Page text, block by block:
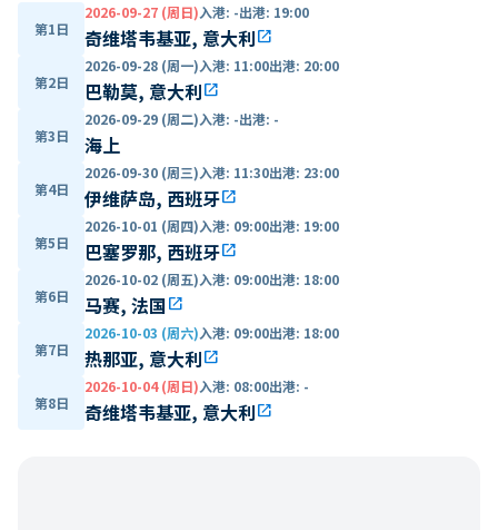
第1日
2026-09-27 (周日)入港: -出港: 19:00
奇维塔韦基亚, 意大利open_in_new
第2日
2026-09-28 (周一)入港: 11:00出港: 20:00
巴勒莫, 意大利open_in_new
第3日
2026-09-29 (周二)入港: -出港: -
海上
第4日
2026-09-30 (周三)入港: 11:30出港: 23:00
伊维萨岛, 西班牙open_in_new
第5日
2026-10-01 (周四)入港: 09:00出港: 19:00
巴塞罗那, 西班牙open_in_new
第6日
2026-10-02 (周五)入港: 09:00出港: 18:00
马赛, 法国open_in_new
第7日
2026-10-03 (周六)入港: 09:00出港: 18:00
热那亚, 意大利open_in_new
第8日
2026-10-04 (周日)入港: 08:00出港: -
奇维塔韦基亚, 意大利open_in_new